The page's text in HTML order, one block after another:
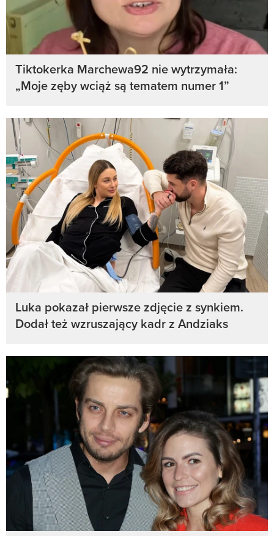
Tiktokerka Marchewa92 nie wytrzymała:
„Moje zęby wciąż są tematem numer 1”
Luka pokazał pierwsze zdjęcie z synkiem.
Dodał też wzruszający kadr z Andziaks